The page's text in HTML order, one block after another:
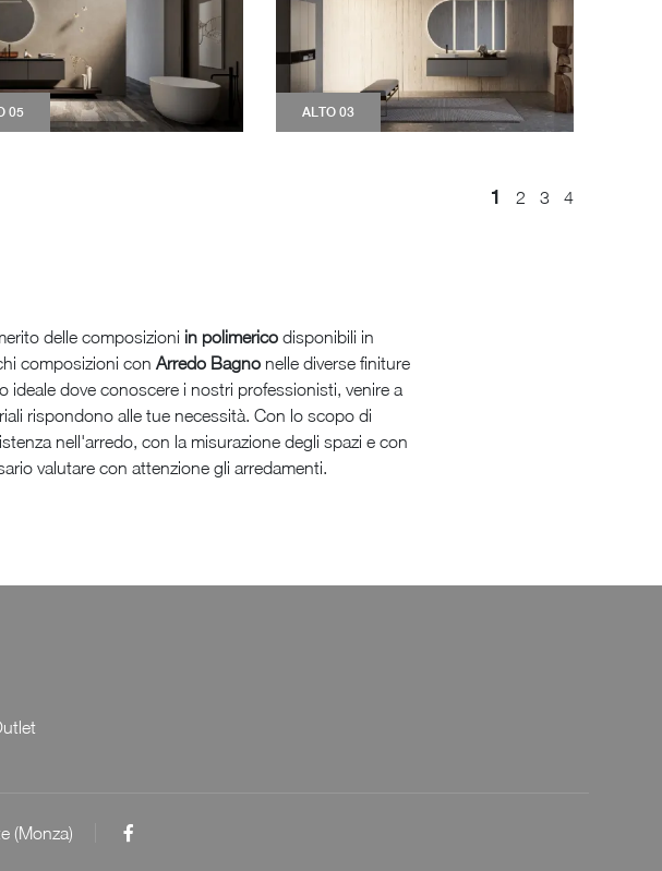
05 ALTO 03
1 2 3 4
delle composizioni in polimerico disponibili in
composizioni con Arredo Bagno nelle diverse finiture
dove conoscere i nostri professionisti, venire a
rispondono alle tue necessità. Con lo scopo di
nell'arredo, con la misurazione degli spazi e con
valutare con attenzione gli arredamenti.
(Monza)